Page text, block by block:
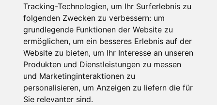
Tracking-Technologien, um Ihr Surferlebnis zu
folgenden Zwecken zu verbessern: um
grundlegende Funktionen der Website zu
ermöglichen, um ein besseres Erlebnis auf der
Website zu bieten, um Ihr Interesse an unseren
Produkten und Dienstleistungen zu messen
und Marketinginteraktionen zu
personalisieren, um Anzeigen zu liefern die für
Sie relevanter sind.
Impressum
Datenschutz